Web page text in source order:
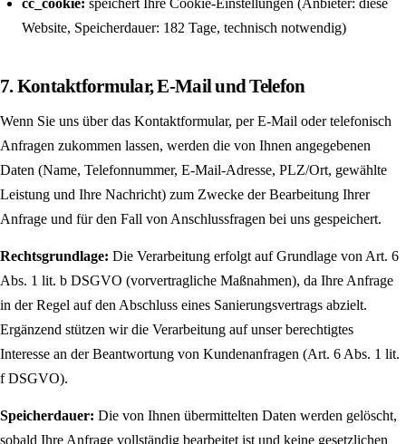
cc_cookie: speichert Ihre Cookie-Einstellungen (Anbieter: diese
Website, Speicherdauer: 182 Tage, technisch notwendig)
7. Kontaktformular, E-Mail und Telefon
Wenn Sie uns über das Kontaktformular, per E-Mail oder telefonisch
Anfragen zukommen lassen, werden die von Ihnen angegebenen
Daten (Name, Telefonnummer, E-Mail-Adresse, PLZ/Ort, gewählte
Leistung und Ihre Nachricht) zum Zwecke der Bearbeitung Ihrer
Anfrage und für den Fall von Anschlussfragen bei uns gespeichert.
Rechtsgrundlage: Die Verarbeitung erfolgt auf Grundlage von Art. 6
Abs. 1 lit. b DSGVO (vorvertragliche Maßnahmen), da Ihre Anfrage
in der Regel auf den Abschluss eines Sanierungsvertrags abzielt.
Ergänzend stützen wir die Verarbeitung auf unser berechtigtes
Interesse an der Beantwortung von Kundenanfragen (Art. 6 Abs. 1 lit.
f DSGVO).
Speicherdauer: Die von Ihnen übermittelten Daten werden gelöscht,
sobald Ihre Anfrage vollständig bearbeitet ist und keine gesetzlichen